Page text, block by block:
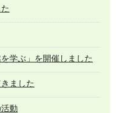
学ぶ」を開催しました
ました
動